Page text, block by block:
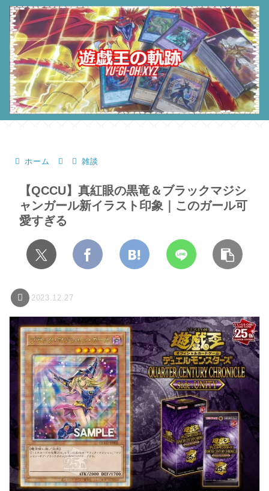
ホーム 雑談
【QCCU】真紅眼の黒竜＆ブラックマジシ
ャンガール新イラスト印象｜このガール可
愛すぎる
2023.12.27